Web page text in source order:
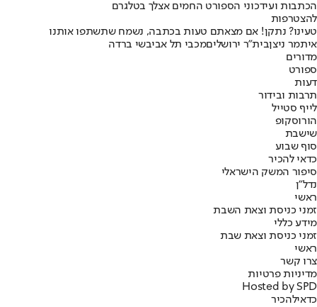
הכתבות ועידכוני הספורט החמים אצלך בטלגרם
להצטרפות
טעינו? נתקן! אם מצאתם טעות בכתבה, נשמח שתשתפו אותנו
איתמר ניצןבית"ר ירושליםמכבי תל אביבשי ברדה
מדורים
ספורט
דעות
תרבות ובידור
לייף סטייל
הורוסקופ
שישבת
סוף שבוע
כדאי להכיר
סיפור המשק הישראלי
נדל"ן
ראשי
זמני כניסת וצאת השבת
מידע כללי
זמני כניסת וצאת שבת
ראשי
צרו קשר
מדיניות פרטיות
Hosted by SPD
כדאילהכיר